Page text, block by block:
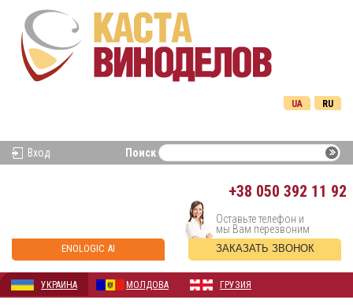
RU
UA
Вход Поиск
+38 050 392 11 92
ENOLOGIC AI
Оставьте телефон и
мы Вам перезвоним
ЗАКАЗАТЬ ЗВОНОК
УКРАИНА МОЛДОВА ГРУЗИЯ